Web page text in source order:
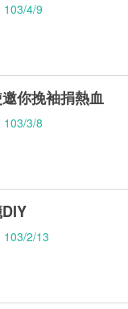
103/4/9
你挽袖捐熱血
103/3/8
103/2/13